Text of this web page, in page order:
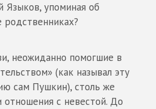
упоминая об
неожиданно помогшие в
(как называл эту
сам Пушкин), столь же
отношения с невестой. До